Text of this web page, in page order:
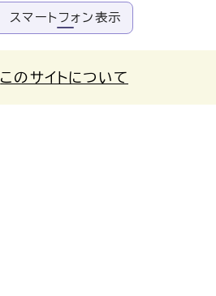
スマートフォン表示
このサイトについて